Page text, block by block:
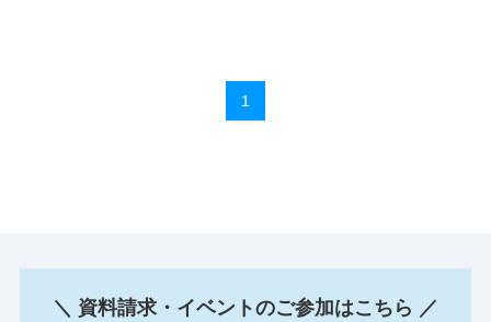
1
＼ 資料請求・イベントのご参加はこちら ／